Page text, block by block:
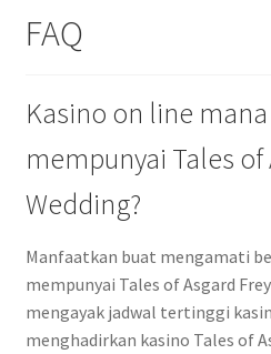
FAQ
Kasino on line
mempunyai Tales of
Wedding?
Manfaatkan buat mengamati
mempunyai Tales of Asgard
mengayak jadwal tertinggi
menghadirkan kasino Tales of